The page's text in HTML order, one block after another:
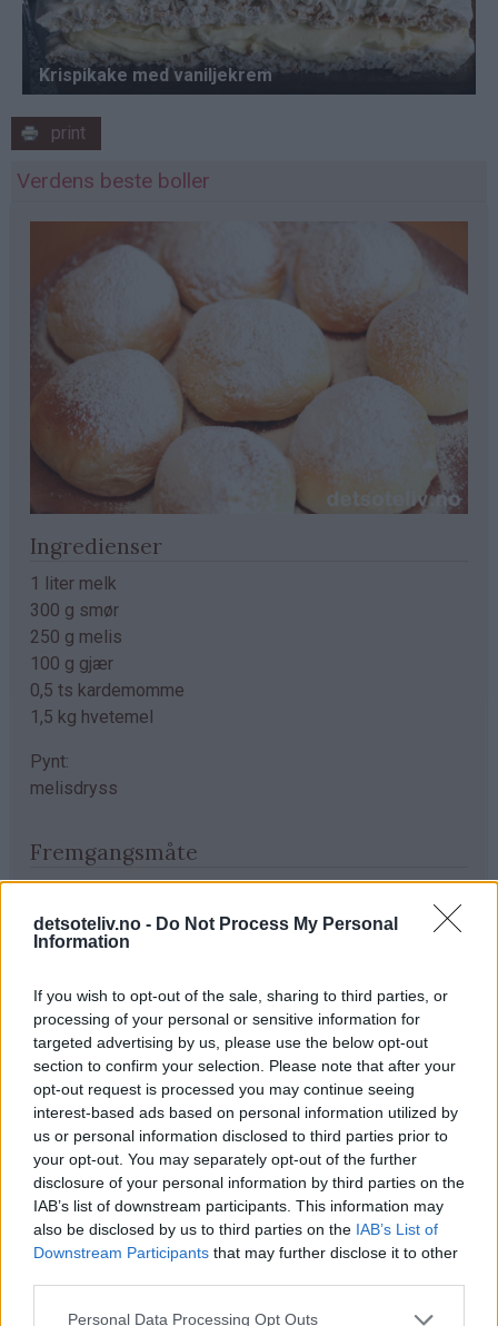
detsoteliv.no - Do Not Process My Personal
Information
If you wish to opt-out of the sale, sharing to third parties, or
processing of your personal or sensitive information for
targeted advertising by us, please use the below opt-out
section to confirm your selection. Please note that after your
opt-out request is processed you may continue seeing
interest-based ads based on personal information utilized by
us or personal information disclosed to third parties prior to
your opt-out. You may separately opt-out of the further
disclosure of your personal information by third parties on the
IAB’s list of downstream participants. This information may
also be disclosed by us to third parties on the IAB’s List of
Downstream Participants that may further disclose it to other
Personal Data Processing Opt Outs
print
Verdens beste boller
Ingredienser
1 liter melk
300 g smør
250 g melis
100 g gjær
0,5 ts kardemomme
1,5 kg hvetemel
Pynt:
melisdryss
Fremgangsmåte
Kok opp melk, smør og melis. Avkjøl blandingen til den
er fingervarm (37°C). Rør gjæren ut i væsken. Bland i
kardemomme og hvetemel (se tips). Elt deigen til den er
Trill ut bollene med en gang (ca 40 stk) og legg dem på
bakepapirdekkede stekeplater. La dem heve lunt i 1
time.
Stek bollene midt i ovnen ved 230°C i 7-10 minutter.
Avkjøl. Sikt over melis før servering.
Tips
♥Tilpass melmengden. Det kan hende du trenger litt
mer enn det som er angitt i oppskriften. Deigen skal
være god å trille og ikke løs og klissete.